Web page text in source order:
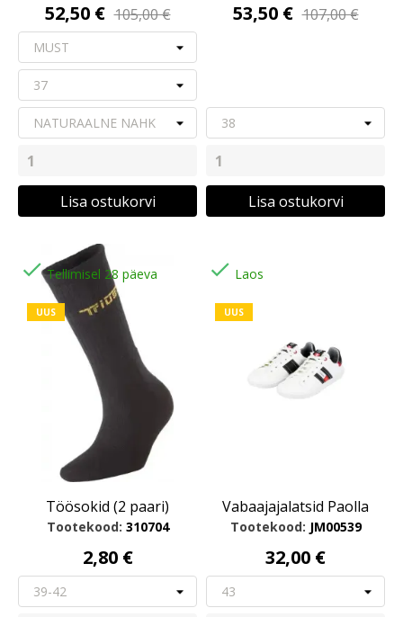
52,50 € 105,00 €
Lisa ostukorvi
53,50 € 107,00 €
Lisa ostukorvi
Tellimisel 28 päeva
UUS
Töösokid (2 paari)
Tootekood: 310704
2,80 €
 Laos
UUS
Vabaajajalatsid Paolla
Tootekood: JM00539
32,00 €